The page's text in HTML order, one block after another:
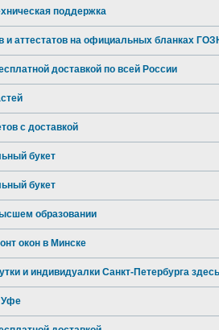
поддержка
и аттестатов на официальных бланках
доставкой по всей России
с доставкой
букет
букет
образовании
окон в Минске
и индивидуалки Санкт-Петербурга здесь
Уфе